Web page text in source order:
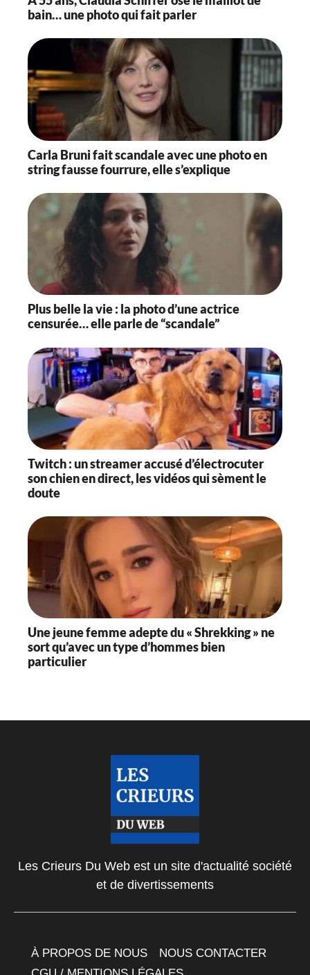
bain… une photo qui fait parler
Carla Bruni fait scandale avec une photo en
string fausse fourrure, elle s’explique
Plus belle la vie : la photo d’une actrice
censurée… elle parle de “scandale”
Twitch : un streamer accusé d’électrocuter
son chien en direct, les vidéos qui sèment le
doute
Une jeune femme adepte du « Shrekking » ne
sort qu’avec un type d’hommes bien
particulier
Les Crieurs Du Web est un site d'actualité société
et de divertissements
À PROPOS DE NOUS
NOUS CONTACTER